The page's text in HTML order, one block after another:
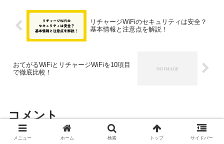
リチャージWiFiのセキュリティは安全？
基本情報と注意点を解説！
おてがるWiFiとリチャージWiFiを10項目
で徹底比較！
コメント
メニュー ホーム 検索 トップ サイドバー